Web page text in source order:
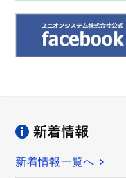
新着情報一覧へ